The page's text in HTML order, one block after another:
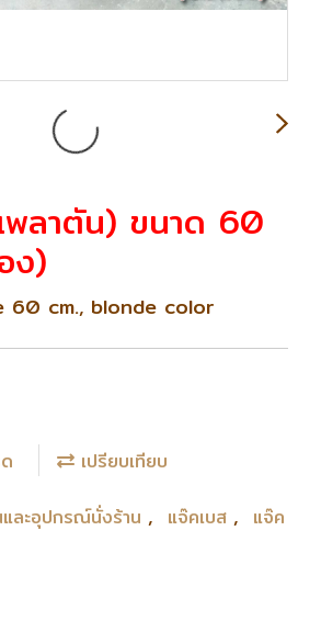
พลาตัน) ขนาด 60
ง)
60 cm., blonde color
เปรียบเทียบ
และอุปกรณ์นั่งร้าน , แจ๊คเบส , แจ๊ค